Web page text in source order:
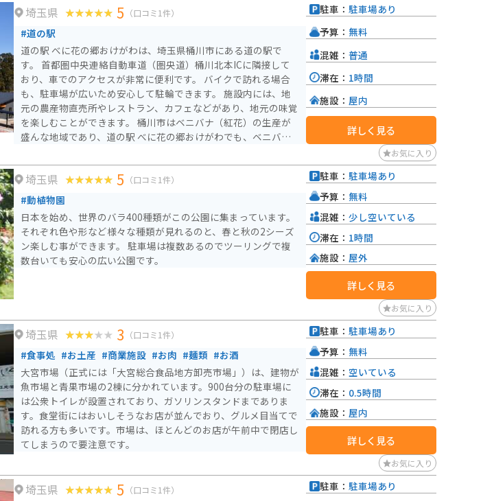
埼玉県 5 （口コミ1件）
#道の駅
道の駅 べに花の郷おけがわは、埼玉県桶川市にある道の駅で
す。 首都圏中央連絡自動車道（圏央道）桶川北本ICに隣接して
おり、車でのアクセスが非常に便利です。 バイクで訪れる場合
も、駐車場が広いため安心して駐輪できます。 施設内には、地
元の農産物直売所やレストラン、カフェなどがあり、地元の味覚
を楽しむことができます。 桶川市はベニバナ（紅花）の生産が
盛んな地域であり、道の駅 べに花の郷おけがわでも、ベニバナ
されているので、興味のある方はぜひ参加してみてください。
また、桶川市は、中山道の宿場町として栄えた歴史があり、宿場
町時代の面影を残す建物や史跡なども点在しています。 道の駅
の周辺にも、歴史を感じられるスポットがいくつかあるので、散
策してみるのも良いでしょう。 道の駅 べに花の郷おけがわは、
地元の農産物や特産品を購入できるだけでなく、桶川市の歴史や
文化に触れることもできる場所です。 圏央道を利用してのドラ
イブやツーリングの休憩場所として、ぜひ立ち寄ってみてくださ
べに花の郷おけがわを拠点に、周辺の観光スポットを巡るのもお
すすめです。 道の駅内には、情報コーナーも設置されているの
で、周辺の観光情報やイベント情報などを得ることもできます。
また、地元のボランティアガイドによる案内なども行われている
ので、より深く桶川市について知りたい方は、気軽に声をかけて
みてください。 バイクで訪れる方は、道の駅の駐車場にバイク
専用の駐輪スペースが設けられているので、安心して駐車できま
す。 また、道の駅周辺には、自然豊かな公園や、走りやすい道
路もあるので、ツーリングの休憩場所としてだけでなく、目的地
駐車： 駐車場あり
予算： 無料
混雑： 普通
滞在： 1時間
施設： 屋内
詳しく見る
お気に入り
埼玉県 5 （口コミ1件）
#動植物園
日本を始め、世界のバラ400種類がこの公園に集まっています。
それぞれ色や形など様々な種類が見れるのと、春と秋の2シーズ
ン楽しむ事ができます。 駐車場は複数あるのでツーリングで複
数台いても安心の広い公園です。
駐車： 駐車場あり
予算： 無料
混雑： 少し空いている
滞在： 1時間
施設： 屋外
詳しく見る
お気に入り
埼玉県 3 （口コミ1件）
#食事処 #お土産 #商業施設 #お肉 #麺類 #お酒
大宮市場（正式には「大宮総合食品地方卸売市場」）は、建物が
魚市場と青果市場の2棟に分かれています。900台分の駐車場に
は公衆トイレが設置されており、ガソリンスタンドまでありま
す。食堂街にはおいしそうなお店が並んでおり、グルメ目当てで
訪れる方も多いです。市場は、ほとんどのお店が午前中で閉店し
てしまうので要注意です。
駐車： 駐車場あり
予算： 無料
混雑： 空いている
滞在： 0.5時間
施設： 屋内
詳しく見る
お気に入り
埼玉県 5 （口コミ1件） 駐車： 駐車場あり